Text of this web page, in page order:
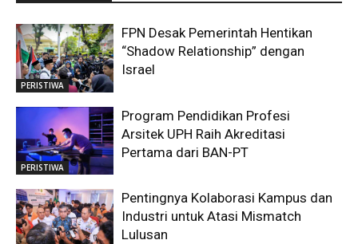
PERISTIWA
FPN Desak Pemerintah Hentikan
“Shadow Relationship” dengan
Israel
PERISTIWA
Program Pendidikan Profesi
Arsitek UPH Raih Akreditasi
Pertama dari BAN-PT
Pentingnya Kolaborasi Kampus dan
Industri untuk Atasi Mismatch
Lulusan